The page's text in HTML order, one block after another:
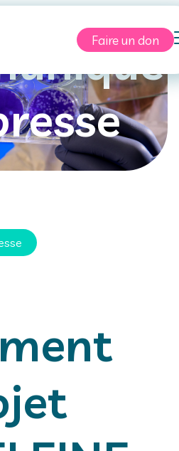
Faire un don